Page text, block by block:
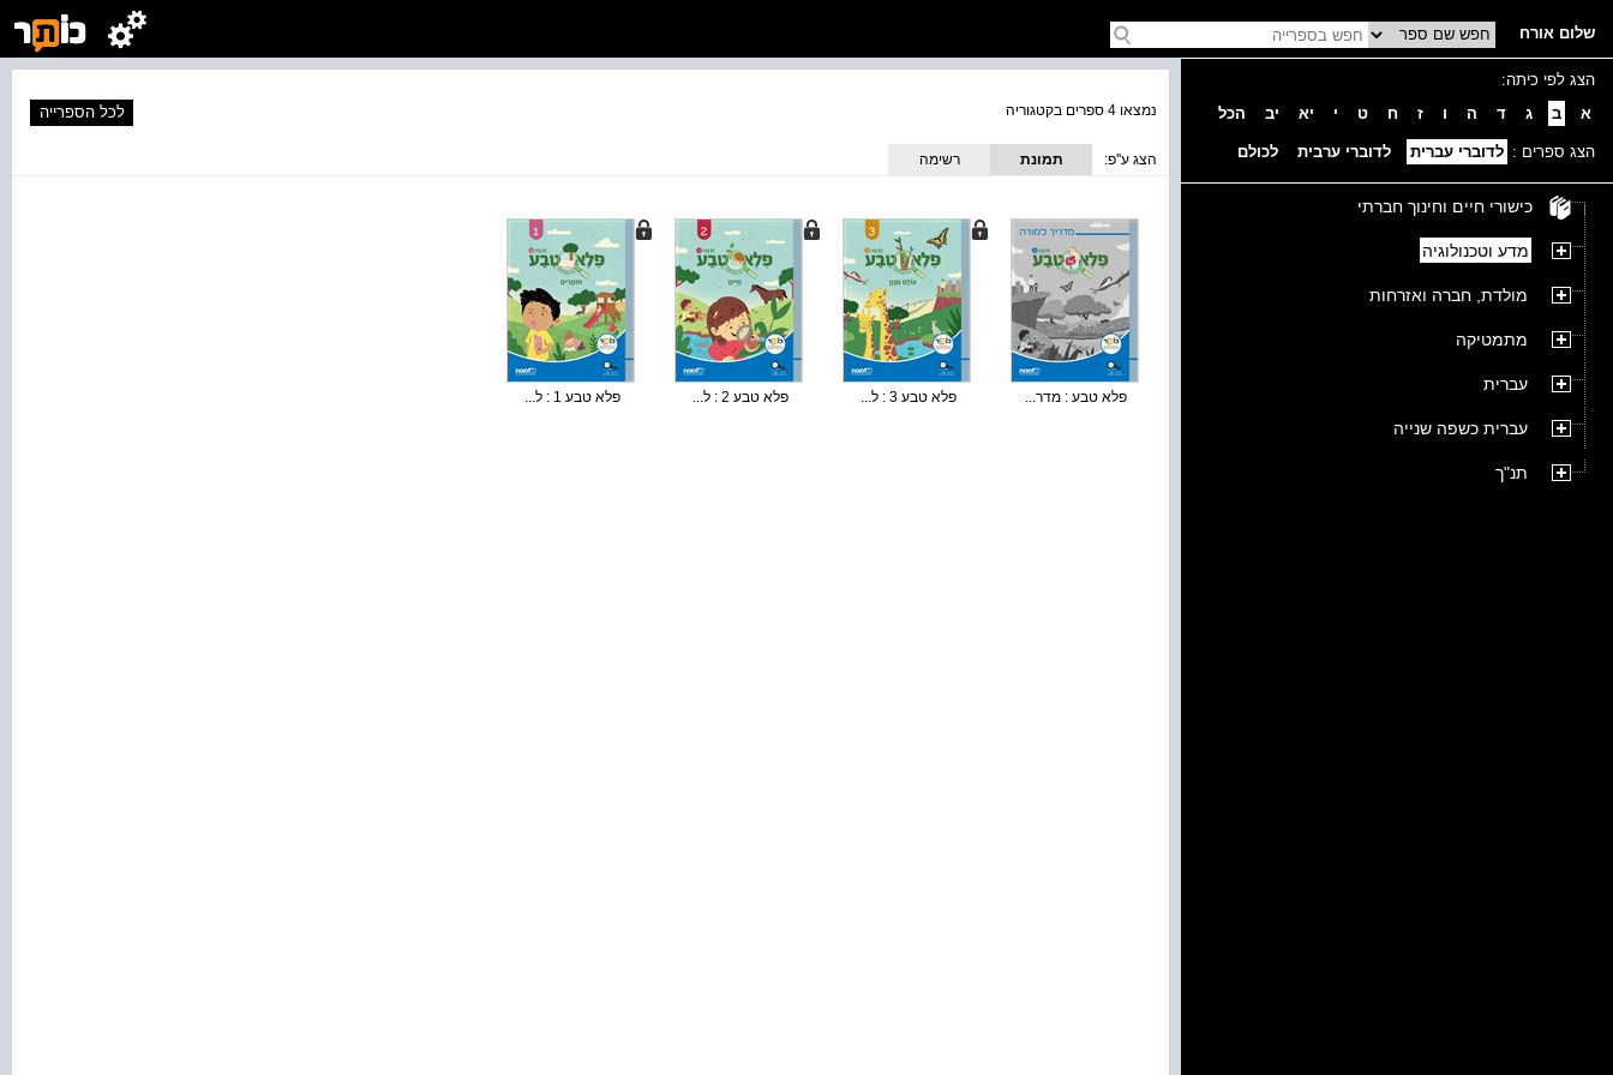
שלום אורח
הצג לפי כיתה:
א
ב ג ד ה ו ז ח ט י יא יב הכל
הצג ספרים : לדוברי עברית לדוברי ערבית לכולם
כישורי חיים וחינוך חברתי
מדע וטכנולוגיה
מולדת, חברה ואזרחות
מתמטיקה
עברית
עברית כשפה שנייה
תנ"ך
נמצאו 4 ספרים בקטגוריה לכל הספרייה
הצג ע''פ:
תמונת
רשימה
פלא טבע : מדר... פלא טבע 3 : ל... פלא טבע 2 : ל... פלא טבע 1 : ל...